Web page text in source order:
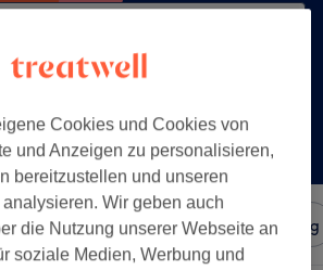
Salons Expressangebote Bewertung
Cookies und Cookies von
und Anzeigen zu personalisieren,
bereitzustellen und unseren
Wir geben auch
die Nutzung unserer Webseite an
soziale Medien, Werbung und